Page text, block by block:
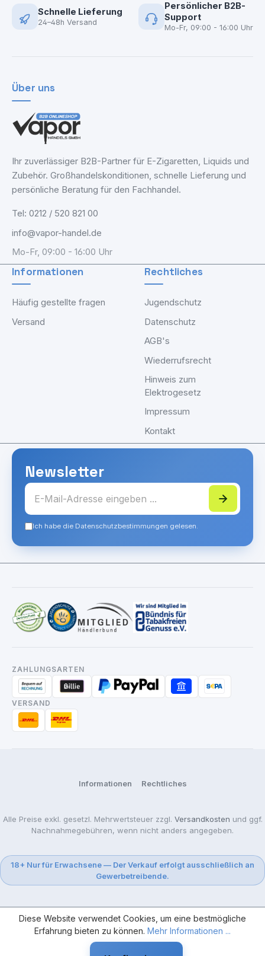
Schnelle Lieferung
24–48h Versand
Persönlicher B2B-
Support
Mo-Fr, 09:00 - 16:00 Uhr
Über uns
Ihr zuverlässiger B2B-Partner für E-Zigaretten, Liquids und
Zubehör. Großhandelskonditionen, schnelle Lieferung und
persönliche Beratung für den Fachhandel.
Tel: 0212 / 520 821 00
info@vapor-handel.de
Mo-Fr, 09:00 - 16:00 Uhr
Informationen
Häufig gestellte fragen
Versand
Rechtliches
Jugendschutz
Datenschutz
AGB's
Wiederrufsrecht
Hinweis zum
Elektrogesetz
Impressum
Kontakt
Newsletter
Ich habe die Datenschutzbestimmungen gelesen.
ZAHLUNGSARTEN
VERSAND
Informationen Rechtliches
Alle Preise exkl. gesetzl. Mehrwertsteuer zzgl. Versandkosten und ggf.
Nachnahmegebühren, wenn nicht anders angegeben.
18+ Nur für Erwachsene — Der Verkauf erfolgt ausschließlich an
Gewerbetreibende.
Diese Website verwendet Cookies, um eine bestmögliche
Erfahrung bieten zu können. Mehr Informationen ...